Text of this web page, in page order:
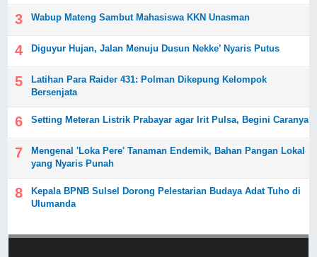
Wabup Mateng Sambut Mahasiswa KKN Unasman
Diguyur Hujan, Jalan Menuju Dusun Nekke’ Nyaris Putus
Latihan Para Raider 431: Polman Dikepung Kelompok
Bersenjata
Setting Meteran Listrik Prabayar agar Irit Pulsa, Begini Caranya
Mengenal 'Loka Pere' Tanaman Endemik, Bahan Pangan Lokal
yang Nyaris Punah
Kepala BPNB Sulsel Dorong Pelestarian Budaya Adat Tuho di
Ulumanda